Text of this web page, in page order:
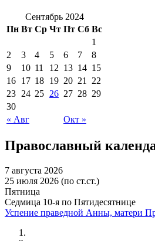
Сентябрь 2024
Пн Вт Ср Чт Пт Сб Вс
« Авг Окт »
1
2
3 4 5 6 7
8
9
10 11 12 13 14 15
16 17 18 19 20 21
22
23 24 25 26 27 28 29
30
Православный
7 августа 2026
25 июля 2026 (по ст.ст.)
Пятница
Седмица 10-я по Пятидесятнице
Успение праведной Анны, матери